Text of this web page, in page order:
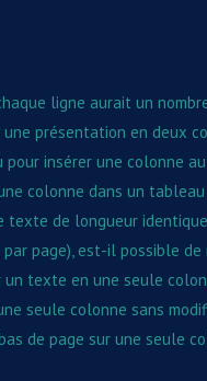
ligne aurait un
présentation en deux
insérer une colonne
colonne dans un
texte de longueur
page), est-il possible
un texte en une seule
seule colonne sans
de page sur une seule